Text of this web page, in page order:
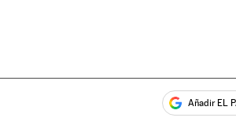
Añadir EL